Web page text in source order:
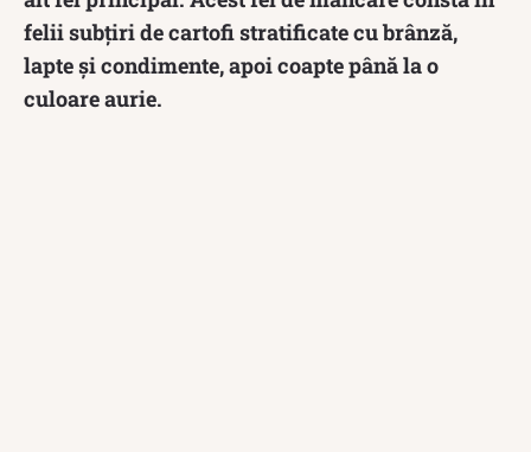
felii subțiri de cartofi stratificate cu brânză,
lapte și condimente, apoi coapte până la o
culoare aurie.